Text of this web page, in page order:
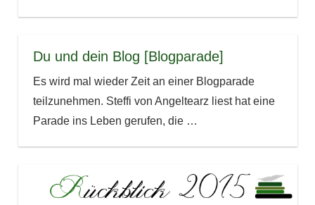
Du und dein Blog [Blogparade]
Es wird mal wieder Zeit an einer Blogparade
teilzunehmen. Steffi von Angeltearz liest hat eine
Parade ins Leben gerufen, die …